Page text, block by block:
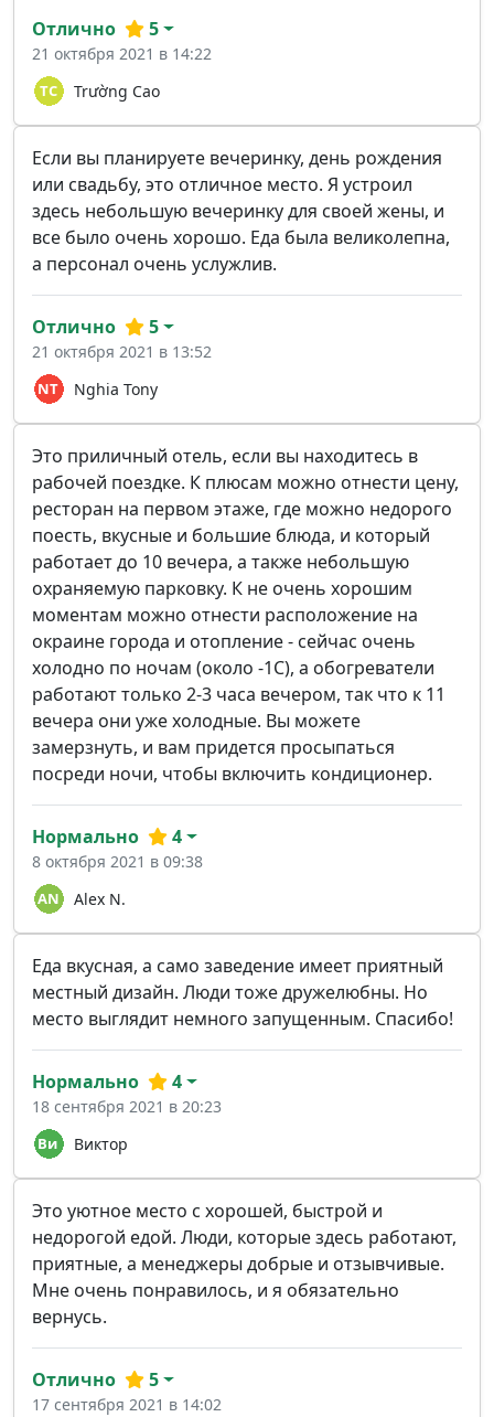
Trường Cao
Отлично 5
21 октября 2021 в 14:22
Если вы планируете вечеринку, день рождения
или свадьбу, это отличное место. Я устроил
здесь небольшую вечеринку для своей жены, и
все было очень хорошо. Еда была великолепна,
а персонал очень услужлив.
Nghia Tony
Отлично 5
21 октября 2021 в 13:52
Это приличный отель, если вы находитесь в
рабочей поездке. К плюсам можно отнести цену,
ресторан на первом этаже, где можно недорого
поесть, вкусные и большие блюда, и который
работает до 10 вечера, а также небольшую
охраняемую парковку. К не очень хорошим
моментам можно отнести расположение на
окраине города и отопление - сейчас очень
холодно по ночам (около -1C), а обогреватели
работают только 2-3 часа вечером, так что к 11
вечера они уже холодные. Вы можете
замерзнуть, и вам придется просыпаться
посреди ночи, чтобы включить кондиционер.
Alex N.
Нормально 4
8 октября 2021 в 09:38
Еда вкусная, а само заведение имеет приятный
местный дизайн. Люди тоже дружелюбны. Но
место выглядит немного запущенным. Спасибо!
Виктор
Нормально 4
18 сентября 2021 в 20:23
Это уютное место с хорошей, быстрой и
недорогой едой. Люди, которые здесь работают,
приятные, а менеджеры добрые и отзывчивые.
Мне очень понравилось, и я обязательно
вернусь.
Отлично 5
17 сентября 2021 в 14:02